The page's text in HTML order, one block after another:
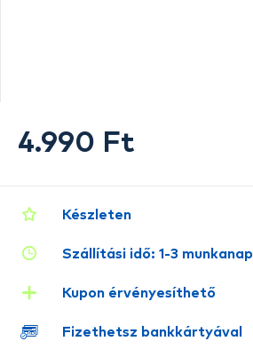
Készleten
Szállítási idő: 1-3 munkanap
Kupon érvényesíthető
Fizethetsz bankkártyával
4.990 Ft